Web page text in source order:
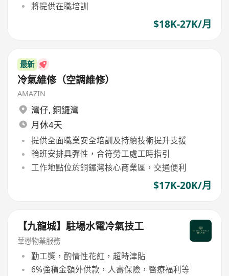
將提供在職培訓
$18K-27K/月
最新
冷氣維修（空調維修）
AMAZIN
灣仔, 銅鑼灣
月休4天
提供全面職業安全培訓及持續技術提升支援
輪班安排具彈性，合符勞工處工時指引
工作地點位於銅鑼灣核心商業區，交通便利
$17K-20K/月
【九龍城】駐場水電冷氣技工
華懋物業服務
勤工獎，酌情性花紅，超時津貼
6%強積金額外供款，人壽保險，醫療福利等